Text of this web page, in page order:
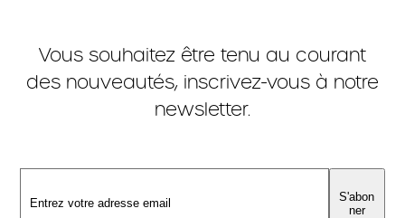
Vous souhaitez être tenu au courant
des nouveautés, inscrivez-vous à notre
newsletter.
S'abon
ner